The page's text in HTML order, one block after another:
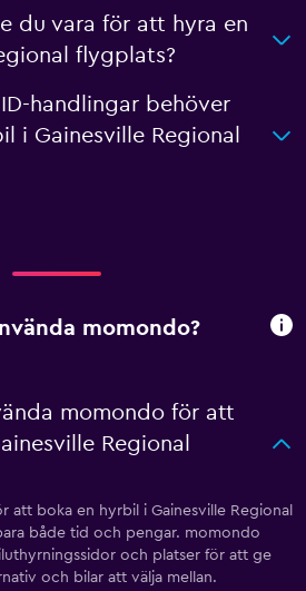
du vara för att hyra en
flygplats?
handlingar behöver
i Gainesville Regional
momondo?
momondo för att
Regional
att boka en hyrbil i Gainesville Regional
både tid och pengar. momondo
och platser för att ge
och bilar att välja mellan.